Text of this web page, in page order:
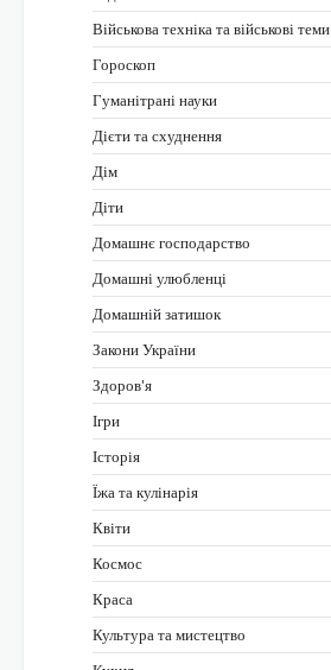
Військова техніка та військові теми
Гороскоп
Гуманітрані науки
Дієти та схуднення
Дім
Діти
Домашнє господарство
Домашні улюбленці
Домашній затишок
Закони України
Здоров'я
Ігри
Історія
Їжа та кулінарія
Квіти
Космос
Краса
Культура та мистецтво